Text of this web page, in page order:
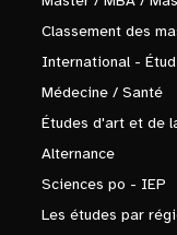
Classement des
International -
Médecine / Santé
Études d'art et de
Alternance
Sciences po - IEP
Les études par